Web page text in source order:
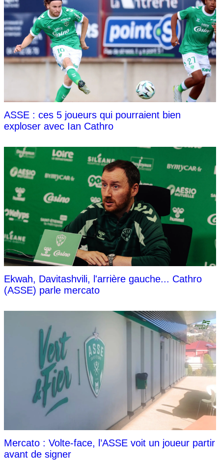
ASSE : ces 5 joueurs qui pourraient bien
exploser avec Ian Cathro
Ekwah, Davitashvili, l'arrière gauche... Cathro
(ASSE) parle mercato
Mercato : Volte-face, l’ASSE voit un joueur partir
avant de signer